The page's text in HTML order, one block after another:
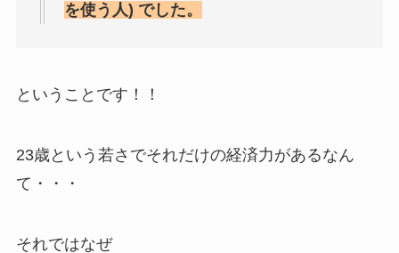
を使う人) でした。
ということです！！
23歳という若さでそれだけの経済力があるなん
て・・・
それではなぜ